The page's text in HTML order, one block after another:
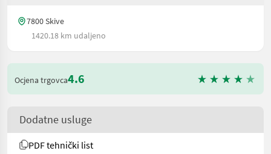
7800 Skive
1420.18 km udaljeno
Ocjena trgovca4.6
Dodatne usluge
PDF tehnički list